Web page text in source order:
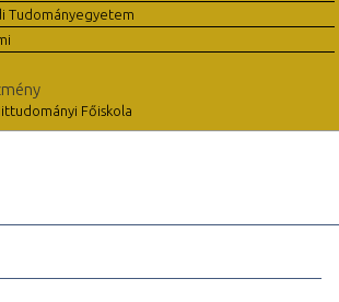
Tudományegyetem
Főiskola